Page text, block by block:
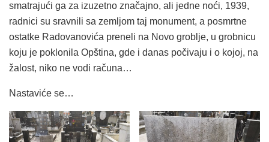
smatrajući ga za izuzetno značajno, ali jedne noći, 1939,
radnici su sravnili sa zemljom taj monument, a posmrtne
ostatke Radovanovića preneli na Novo groblje, u grobnicu
koju je poklonila Opština, gde i danas počivaju i o kojoj, na
žalost, niko ne vodi računa…
Nastaviće se…